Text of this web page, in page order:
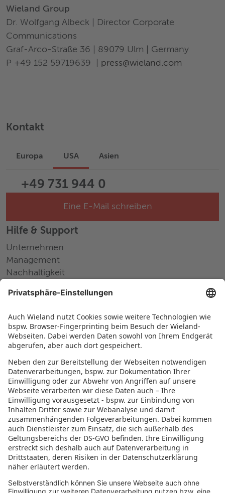
Wieland Group
Dr. Wolfgang Albeck | Director Corporate
Communications
Graf-Arco-Straße 36 | 89079 Ulm | Germany
P +49 152 59719639 | press@wieland.com
Kontakt
Europa USA Asien
+49 731 944 0
Eine E-Mail schreiben
Hilfe & Support
Unternehmen
Management
Nachhaltigkeit
Messen und Events
Karriere
Arbeiten bei Wieland
Jobs Europa
Jobs Nordamerika
Jobs Asien
RECHTLICHES
Datenschutz
Impressum